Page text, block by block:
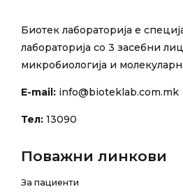
Биотек лабораторија е
лабораторија со 3 засебни
микробиологија и
E-mail: info@bioteklab.com.mk
Тел: 13090
Поважни линкови
За пациенти